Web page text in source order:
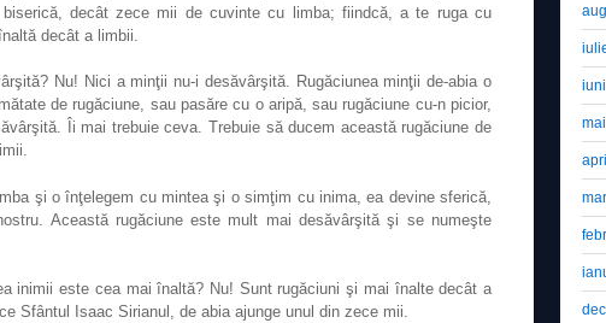
decât zece mii de cuvinte cu limba; fiindcă, a te ruga cu
decât a limbii.
Nu! Nici a minţii nu-i desăvârşită. Rugăciunea minţii de-abia o
de rugăciune, sau pasăre cu o aripă, sau rugăciune cu-n picior,
Îi mai trebuie ceva. Trebuie să ducem această rugăciune de
şi o înţelegem cu mintea şi o simţim cu inima, ea devine sferică,
Această rugăciune este mult mai desăvârşită şi se numeşte
inimii este cea mai înaltă? Nu! Sunt rugăciuni şi mai înalte decât a
Sfântul Isaac Sirianul, de abia ajunge unul din zece mii.